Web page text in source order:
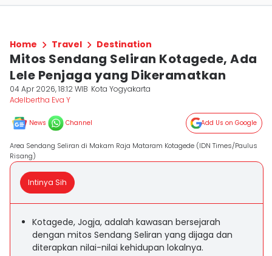
Home Travel Destination
Mitos Sendang Seliran Kotagede, Ada
Lele Penjaga yang Dikeramatkan
04 Apr 2026, 18:12 WIB Kota Yogyakarta
Adelbertha Eva Y
News Channel Add Us on Google
Area Sendang Seliran di Makam Raja Mataram Kotagede (IDN Times/Paulus
Risang)
Intinya Sih
Kotagede, Jogja, adalah kawasan bersejarah
dengan mitos Sendang Seliran yang dijaga dan
diterapkan nilai-nilai kehidupan lokalnya.